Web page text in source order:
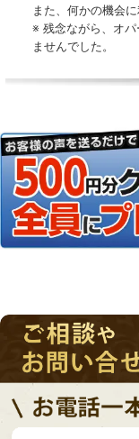
また、何かの機会
※ 残念ながら、オパ
ませんでした。